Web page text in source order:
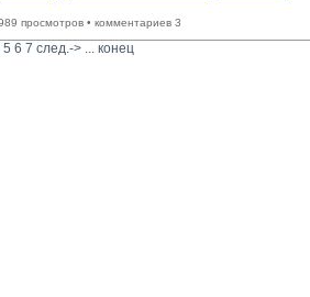
просмотров • комментариев 3
5 6 7 след.-> ... конец